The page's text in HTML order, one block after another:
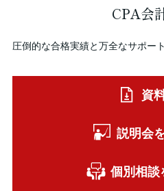
CPA会
圧倒的な合格実績と万全なサポー
資
説明会
個別相談